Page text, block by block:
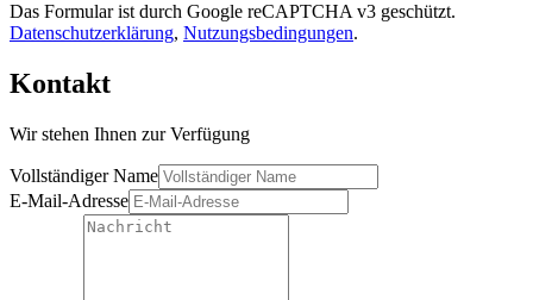
Das Formular ist durch Google reCAPTCHA v3 geschützt.
Datenschutzerklärung, Nutzungsbedingungen.
Kontakt
Wir stehen Ihnen zur Verfügung
Vollständiger Name
E-Mail-Adresse